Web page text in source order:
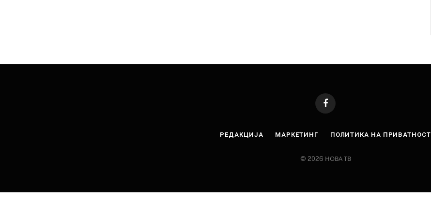
Facebook
РЕДАКЦИЈА МАРКЕТИНГ ПОЛИТИКА НА ПРИВАТНОСТ
© 2026 НОВА ТВ